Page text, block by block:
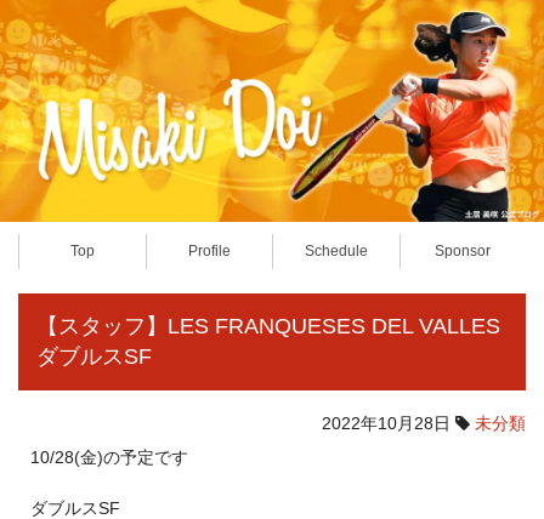
Top Profile Schedule Sponsor
【スタッフ】LES FRANQUESES DEL VALLES
ダブルスSF
2022年10月28日
未分類
10/28(金)の予定です
ダブルスSF